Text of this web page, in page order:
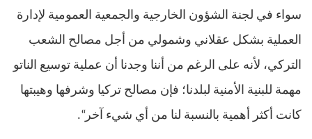
سواء في لجنة الشؤون الخارجية والجمعية العمومية لإدارة
العملية بشكل عقلاني وشمولي من أجل مصالح الشعب
التركي، لأنه على الرغم من أننا وجدنا أن عملية توسيع الناتو
مهمة للبنية الأمنية لبلدنا؛ فإن مصالح تركيا وشرفها وهيبتها
كانت أكثر أهمية بالنسبة لنا من أي شيء آخر “.